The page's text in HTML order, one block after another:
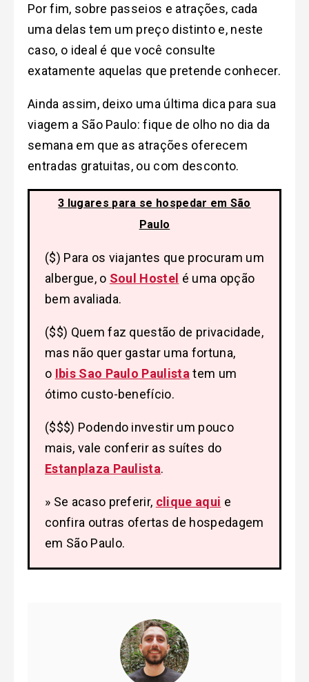
Por fim, sobre passeios e atrações, cada
uma delas tem um preço distinto e, neste
caso, o ideal é que você consulte
exatamente aquelas que pretende conhecer.
Ainda assim, deixo uma última dica para sua
viagem a São Paulo: fique de olho no dia da
semana em que as atrações oferecem
entradas gratuitas, ou com desconto.
3 lugares para se hospedar em São
Paulo
($) Para os viajantes que procuram um
albergue, o Soul Hostel é uma opção
bem avaliada.
($$) Quem faz questão de privacidade,
mas não quer gastar uma fortuna,
o Ibis Sao Paulo Paulista tem um
ótimo custo-benefício.
($$$) Podendo investir um pouco
mais, vale conferir as suítes do
Estanplaza Paulista.
» Se acaso preferir, clique aqui e
confira outras ofertas de hospedagem
em São Paulo.